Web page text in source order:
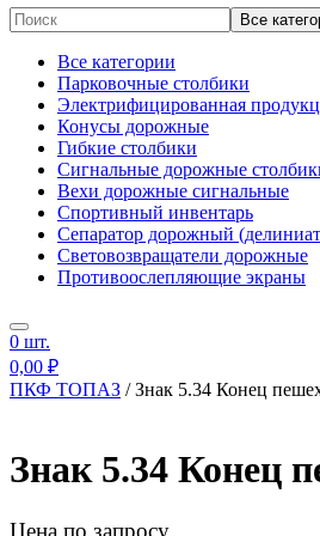
Все
Все категории
Парковочные столбики
Электрифицированная
Конусы дорожные
Гибкие столбики
Сигнальные дорожные
Вехи дорожные сигнальные
Спортивный инвентарь
Сепаратор дорожный
Световозвращатели дорожные
Противоослепляющие экраны
Дорожные знаки
Универсальный утяжелитель
0 шт.
0,00 ₽
ПКФ ТОПАЗ /Знак 5.34 Конец
Знак 5.34 Конец
Цена по запросу